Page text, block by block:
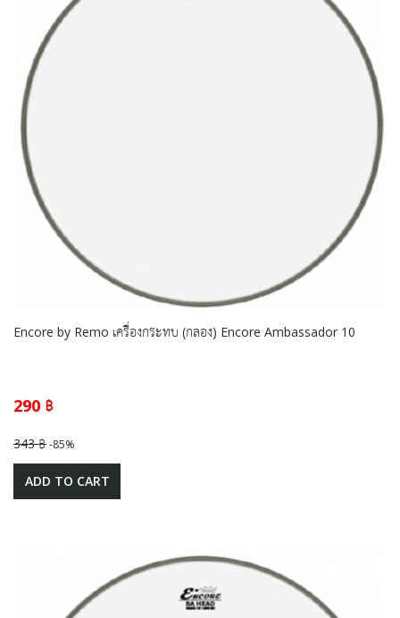
Encore by Remo เครื่องกระทบ (กลอง) Encore Ambassador 10
290 ฿
343 ฿-85%
ADD TO CART